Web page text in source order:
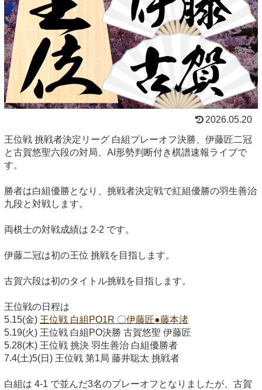
2026.05.20
王位戦 挑戦者決定リーグ 白組プレーオフ決勝、伊藤匠二冠
と古賀悠聖六段の対局、AI形勢判断付き棋譜速報ライブで
す。
勝者は白組優勝となり、挑戦者決定戦で紅組優勝の羽生善治
九段と対戦します。
両棋士の対戦成績は 2-2 です。
伊藤二冠は初の王位 挑戦を目指します。
古賀六段は初のタイトル挑戦を目指します。
王位戦の日程は
5.15(金) 王位戦 白組PO1R 〇伊藤匠●藤本渚
5.19(火) 王位戦 白組PO決勝 古賀悠聖 伊藤匠
5.28(木) 王位戦 挑決 羽生善治 白組優勝者
7.4(土)5(日) 王位戦 第1局 藤井聡太 挑戦者
白組は 4-1 で並んだ3名のプレーオフとなりましたが、古賀